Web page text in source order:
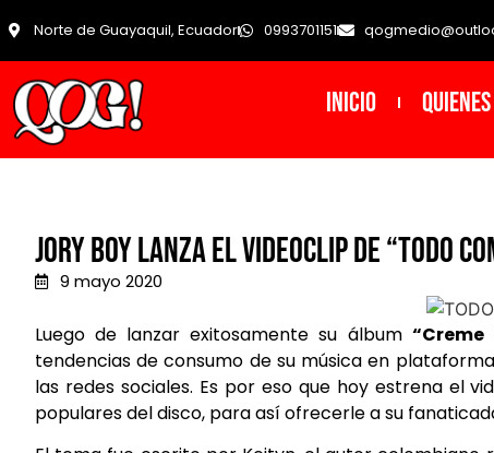
Norte de Guayaquil, Ecuador 0993701151
INICIO
Jory Boy lanza el videoclip de “TODO
9 mayo 2020
Luego de lanzar exitosamente su álbum
tendencias de consumo de su música en
las redes sociales. Es por eso que hoy estrena el
populares del disco, para así ofrecerle a su